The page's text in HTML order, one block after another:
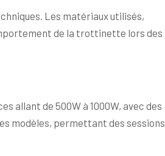
Les matériaux utilisés,
de la trottinette lors des
allant de 500W à 1000W, avec des
modèles, permettant des sessions